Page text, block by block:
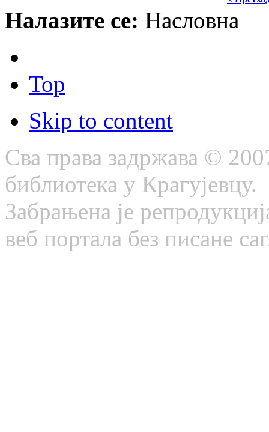
Налазите се: Насловна
Top
Skip to content
Сва права задржава ©
библиотека у Крагујевцу.
Забрањена је
веб портала без писане